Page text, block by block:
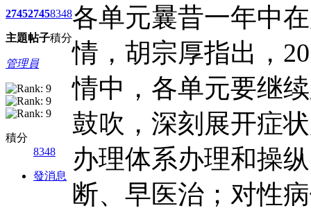
2745
主題
2745
帖子
8348
積分
管理員
積分
8348
發消息
各单元曩昔一年中
情，胡宗厚指出，
情中，各单元要继
鼓吹，深刻展开症
办理体系办理和操
断、早医治；对性